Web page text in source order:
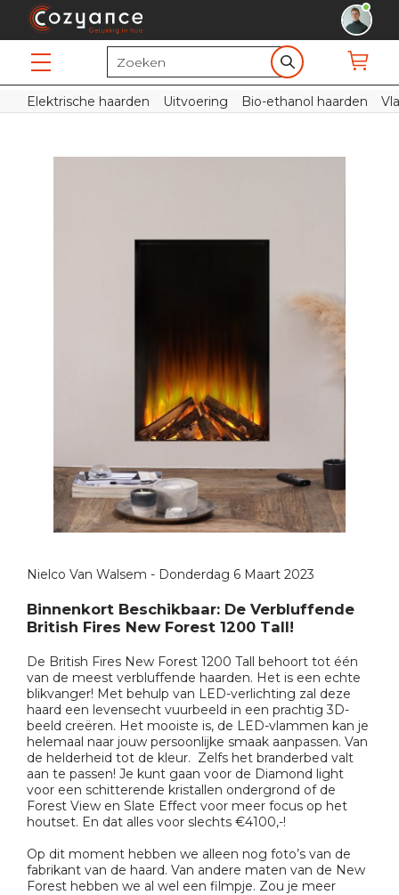
Elektrische haarden Uitvoering Bio-ethanol haarden
Nielco Van Walsem - Donderdag 6 Maart 2023
Binnenkort Beschikbaar: De Verbluffende
British Fires New Forest 1200 Tall!
De British Fires New Forest 1200 Tall behoort tot één
van de meest verbluffende haarden. Het is een echte
blikvanger! Met behulp van LED-verlichting zal deze
haard een levensecht vuurbeeld in een prachtig 3D-
beeld creëren. Het mooiste is, de LED-vlammen kan je
helemaal naar jouw persoonlijke smaak aanpassen. Van
de helderheid tot de kleur. Zelfs het branderbed valt
aan te passen! Je kunt gaan voor de Diamond light
voor een schitterende kristallen ondergrond of de
Forest View en Slate Effect voor meer focus op het
houtset. En dat alles voor slechts €4100,-!
Op dit moment hebben we alleen nog foto’s van de
fabrikant van de haard. Van andere maten van de New
Forest hebben we al wel een filmpje. Zou je meer